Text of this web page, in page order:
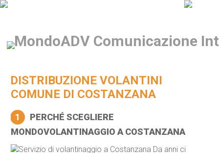
DISTRIBUZIONE VOLANTINI
COMUNE DI COSTANZANA
1
PERCHÉ SCEGLIERE
MONDOVOLANTINAGGIO A COSTANZANA
Servizio di volantinaggio a Costanzana Da anni ci